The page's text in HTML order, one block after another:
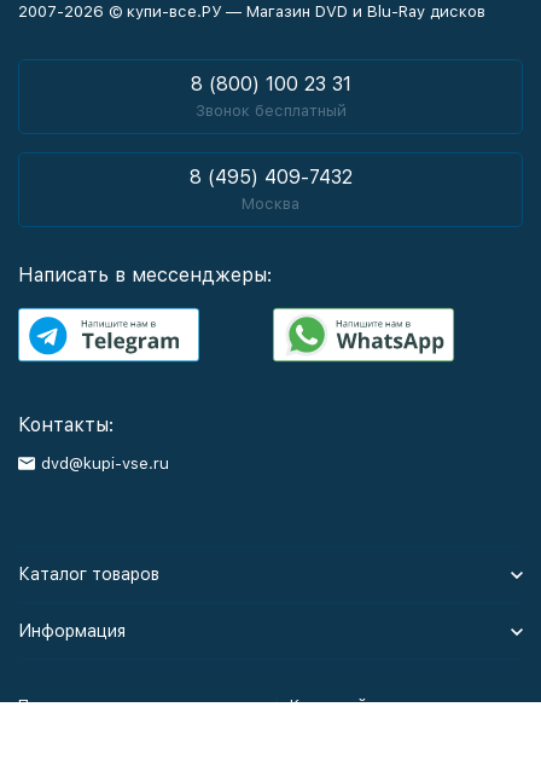
2007-2026 © купи-все.РУ — Магазин DVD и Blu-Ray дисков
8 (800) 100 23 31
Звонок бесплатный
8 (495) 409-7432
Москва
Написать в мессенджеры:
Контакты:
dvd@kupi-vse.ru
Каталог товаров
Информация
Политика персональных данных Карта сайта